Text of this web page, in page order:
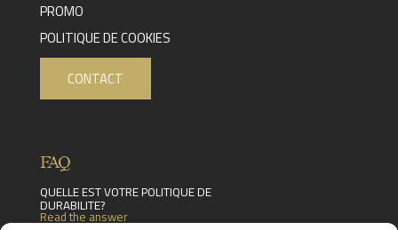
PROMO
POLITIQUE DE COOKIES
CONTACT
FAQ
QUELLE EST VOTRE POLITIQUE DE
DURABILITE?
Read the answer